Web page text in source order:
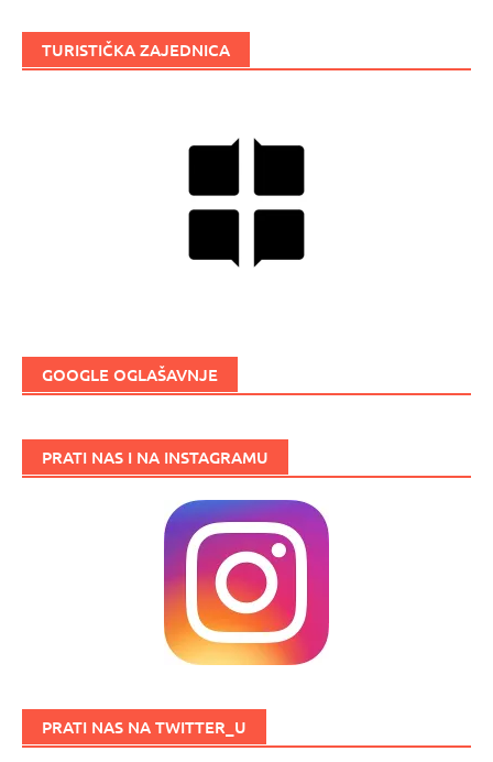
TURISTIČKA ZAJEDNICA
GOOGLE OGLAŠAVNJE
PRATI NAS I NA INSTAGRAMU
PRATI NAS NA TWITTER_U